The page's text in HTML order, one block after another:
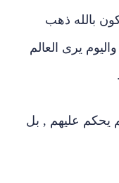
بالله ذهب
يرى العالم
يحكم عليهم , بل